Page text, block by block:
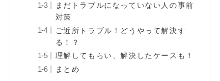
まだトラブルになっていない人の事前
対策
ご近所トラブル！どうやって解決す
る！？
理解してもらい、解決したケースも！
まとめ